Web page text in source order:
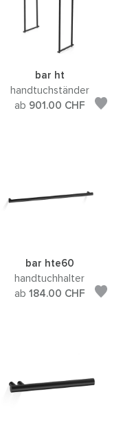
bar ht
handtuchständer
ab 901.00 CHF
bar hte60
handtuchhalter
ab 184.00 CHF